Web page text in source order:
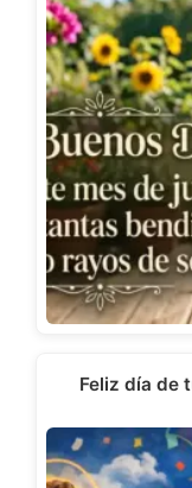
Feliz día de